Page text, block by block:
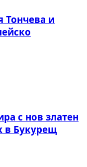
Тончева и
с нов златен
в Букурещ